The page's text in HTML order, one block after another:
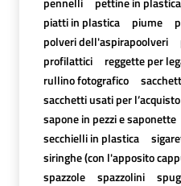
piatti in plastica
piume
polveri dell'aspirapoolveri
profilattici
reggette per
rullino fotografico
sacchetti usati per
sapone in pezzi e saponette
secchielli in plastica
siringhe (con l'apposito
spazzole
spazzolini